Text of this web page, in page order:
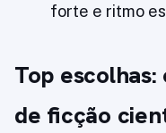
forte e ritmo
Top
de ficção